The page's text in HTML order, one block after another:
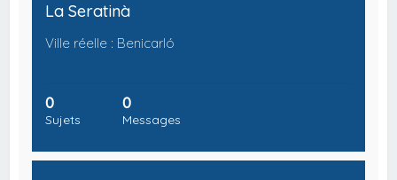
La Seratinà
Ville réelle : Benicarló
0
Sujets
0
Messages